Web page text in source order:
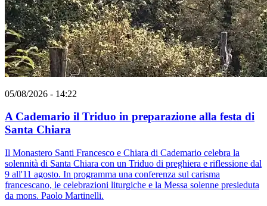
05/08/2026 - 14:22
A Cademario il Triduo in preparazione alla festa di
Santa Chiara
Il Monastero Santi Francesco e Chiara di Cademario celebra la
solennità di Santa Chiara con un Triduo di preghiera e riflessione dal
9 all'11 agosto. In programma una conferenza sul carisma
francescano, le celebrazioni liturgiche e la Messa solenne presieduta
da mons. Paolo Martinelli.